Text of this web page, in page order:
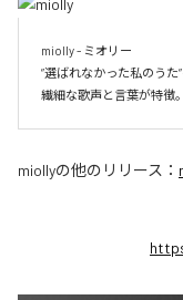
miolly - ミオリー
”選ばれなかった私のうた
miollyの他のリリース：